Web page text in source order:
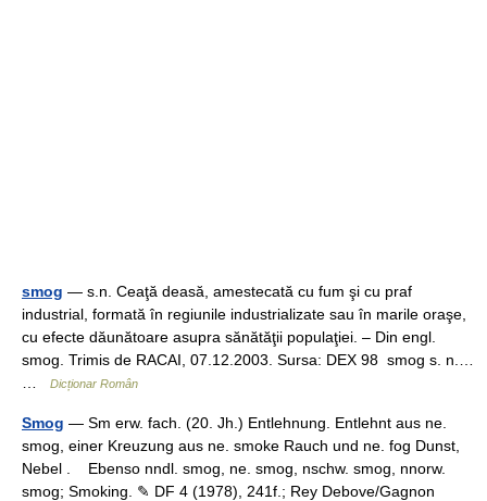
smog — s.n. Ceaţă deasă, amestecată cu fum şi cu praf
industrial, formată în regiunile industrializate sau în marile oraşe,
cu efecte dăunătoare asupra sănătăţii populaţiei. – Din engl.
smog. Trimis de RACAI, 07.12.2003. Sursa: DEX 98 smog s. n.…
Dicționar Român
Smog — Sm erw. fach. (20. Jh.) Entlehnung. Entlehnt aus ne.
smog, einer Kreuzung aus ne. smoke Rauch und ne. fog Dunst,
Nebel . Ebenso nndl. smog, ne. smog, nschw. smog, nnorw.
smog; Smoking. ✎ DF 4 (1978), 241f.; Rey Debove/Gagnon